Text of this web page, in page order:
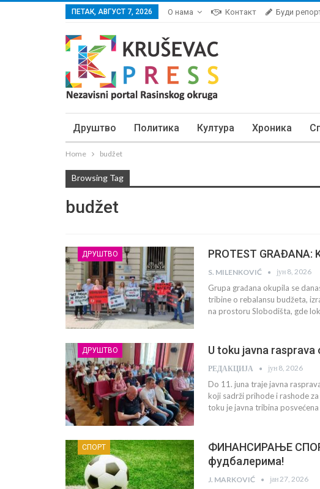
ПЕТАК, АВГУСТ 7, 2026 О нама Контакт Буди
Друштво Политика Култура Хроника
Home budžet
Browsing Tag
budžet
ДРУШТВО PROTEST
S. MILENKOVIĆ јун 8, 2026
Grupa građana okupila se
tribine o rebalansu budžeta,
na prostoru Slobodišta, gde
ДРУШТВО U toku javna
РЕДАКЦИЈА јун 8, 2026
Do 11. juna traje javna
koji sadrži prihode i rashode
toku je javna tribina
СПОРТ
ФИНАНСИРАЊЕ
фудбалерима!
J. MARKOVIĆ јан 27, 2026